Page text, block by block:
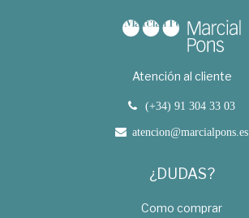
Atención al cliente
(+34) 91 304 33 03
atencion@marcialpons.es
¿DUDAS?
Como comprar